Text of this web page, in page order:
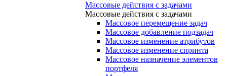
Массовые действия с задачами
Массовые действия с задачами
Массовое перемещение задач
Массовое добавление подзадач
Массовое изменение атрибутов
Массовое изменение спринта
Массовое назначение элементов
портфеля